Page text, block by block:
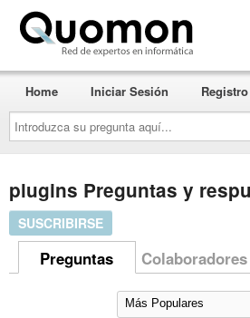
Introduzca
su
pregunta
aquí...
Home Iniciar Sesión Registro
plugins Preguntas y
SUSCRIBIRSE
Preguntas Colaboradores